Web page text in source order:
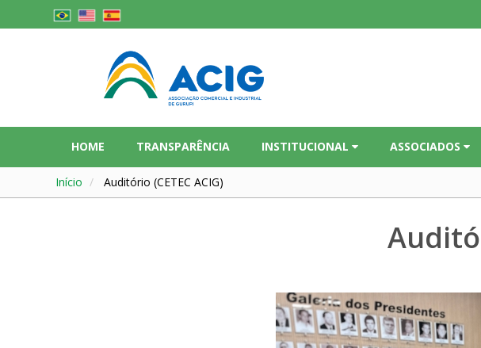
HOME TRANSPARÊNCIA INSTITUCIONAL ASSOCIADOS
Início Auditório (CETEC ACIG)